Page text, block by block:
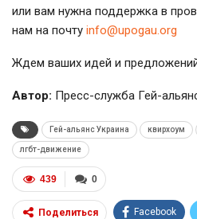
или вам нужна поддержка в
нам на почту info@upogau.org
Ждем ваших идей и
Автор: Пресс-служба Гей-
Гей-альянс Украина квирхоум
лгбт-движение
0
439
Поделиться Facebook